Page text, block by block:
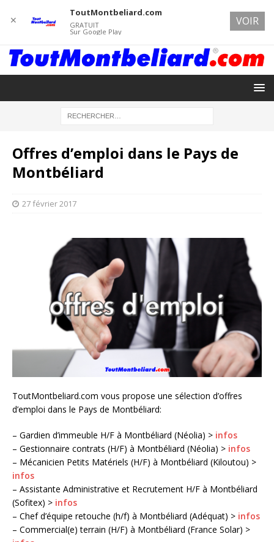
Offres d’emploi dans le Pays de
Montbéliard
27 février 2017
ToutMontbeliard.com vous propose une sélection d’offres
d’emploi dans le Pays de Montbéliard:
– Gardien d’immeuble H/F à Montbéliard (Néolia) > infos
– Gestionnaire contrats (H/F) à Montbéliard (Néolia) > infos
– Mécanicien Petits Matériels (H/F) à Montbéliard (Kiloutou) >
infos
– Assistante Administrative et Recrutement H/F à Montbéliard
(Sofitex) > infos
– Chef d’équipe retouche (h/f) à Montbéliard (Adéquat) > infos
– Commercial(e) terrain (H/F) à Montbéliard (France Solar) >
✕
ToutMontbeliard.com
GRATUIT
Sur Google Play
VOIR